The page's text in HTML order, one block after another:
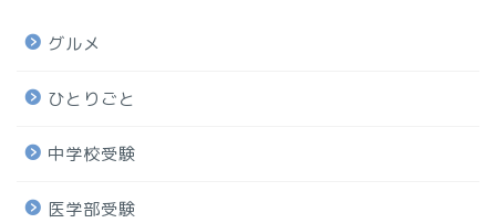
グルメ
ひとりごと
中学校受験
医学部受験